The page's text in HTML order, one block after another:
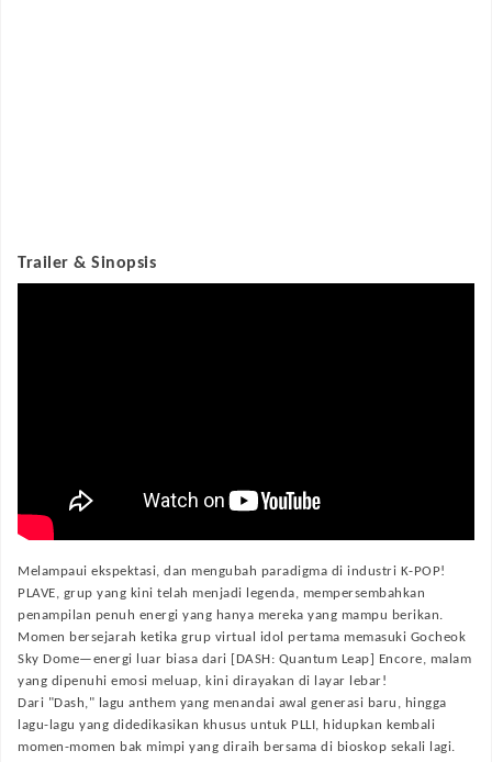
Trailer & Sinopsis
Melampaui ekspektasi, dan mengubah paradigma di industri K-POP!
PLAVE, grup yang kini telah menjadi legenda, mempersembahkan
penampilan penuh energi yang hanya mereka yang mampu berikan.
Momen bersejarah ketika grup virtual idol pertama memasuki Gocheok
Sky Dome—energi luar biasa dari [DASH: Quantum Leap] Encore, malam
yang dipenuhi emosi meluap, kini dirayakan di layar lebar!
Dari "Dash," lagu anthem yang menandai awal generasi baru, hingga
lagu-lagu yang didedikasikan khusus untuk PLLI, hidupkan kembali
momen-momen bak mimpi yang diraih bersama di bioskop sekali lagi.